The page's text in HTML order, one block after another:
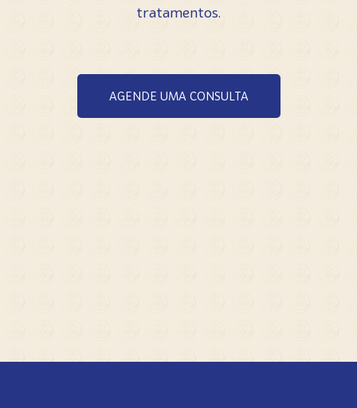
tratamentos.
AGENDE UMA CONSULTA